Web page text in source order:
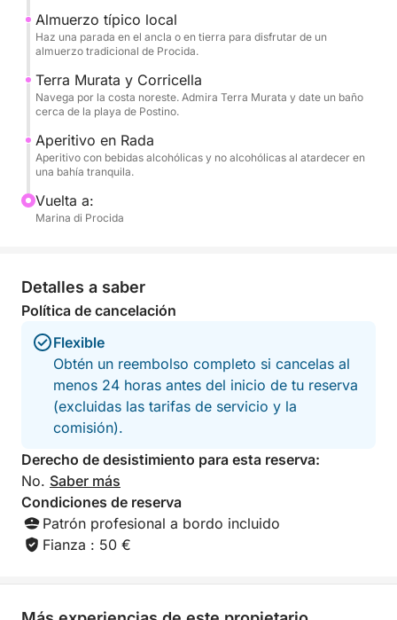
fondo marino.
La excursión se complementa con servicios de alta
calidad: un rico aperitivo con bebidas alcohólicas y
no alcohólicas para brindar por la puesta de sol y,
sobre todo, un almuerzo típico local que le permitirá
saborear la auténtica cocina de Procida. A bordo,
encontrará todas las comodidades necesarias:
baños, ducha y equipo de música para su música.
Ocho horas de pura Procida dolce vita.
Almuerzo típico local
Haz una parada en el ancla o en tierra para disfrutar de un
almuerzo tradicional de Procida.
Terra Murata y Corricella
Navega por la costa noreste. Admira Terra Murata y date un baño
cerca de la playa de Postino.
Aperitivo en Rada
Aperitivo con bebidas alcohólicas y no alcohólicas al atardecer en
una bahía tranquila.
Vuelta a:
Marina di Procida
Detalles a saber
Política de cancelación
Flexible
Obtén un reembolso completo si cancelas al
menos 24 horas antes del inicio de tu reserva
(excluidas las tarifas de servicio y la
comisión).
Derecho de desistimiento para esta reserva:
No. Saber más
Condiciones de reserva
Patrón profesional a bordo incluido
Fianza : 50 €